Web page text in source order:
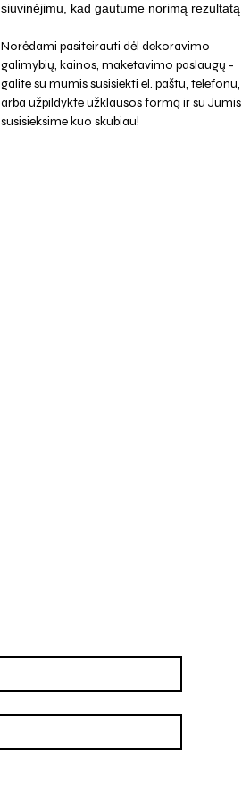
siuvinėjimu, kad gautume norimą rezultatą
Norėdami pasiteirauti dėl dekoravimo
galimybių, kainos, maketavimo paslaugų -
galite su mumis susisiekti el. paštu, telefonu,
arba užpildykte užklausos formą ir su Jumis
susisieksime kuo skubiau!